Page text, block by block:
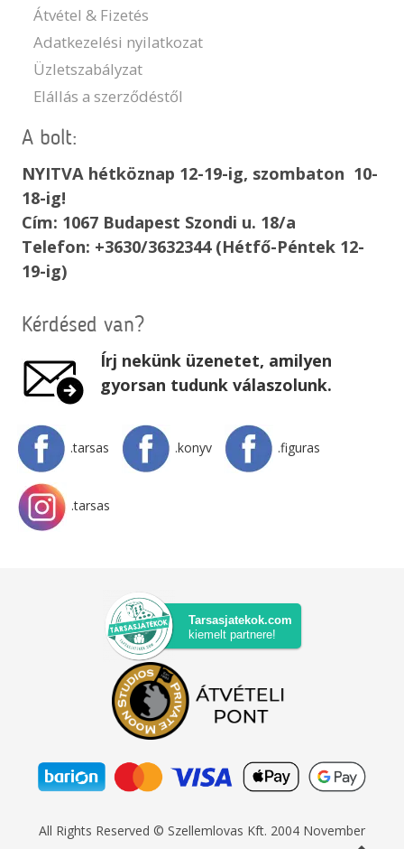
Átvétel & Fizetés
Adatkezelési nyilatkozat
Üzletszabályzat
Elállás a szerződéstől
A bolt:
NYITVA hétköznap 12-19-ig, szombaton 10-
18-ig!
Cím: 1067 Budapest Szondi u. 18/a
Telefon: +3630/3632344 (Hétfő-Péntek 12-
19-ig)
Kérdésed van?
Írj nekünk üzenetet, amilyen
gyorsan tudunk válaszolunk.
.tarsas .konyv .figuras
.tarsas
Tarsasjatekok.com
kiemelt partnere!
All Rights Reserved © Szellemlovas Kft. 2004 November